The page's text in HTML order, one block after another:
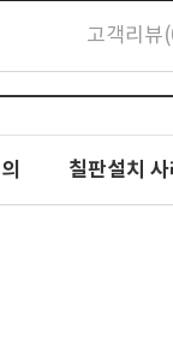
칠판설치 사
고객리뷰